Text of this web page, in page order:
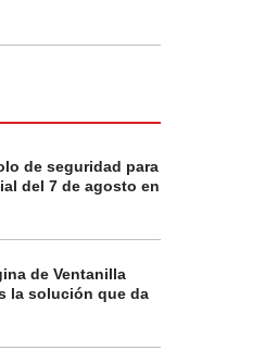
de seguridad para
del 7 de agosto en
de Ventanilla
la solución que da